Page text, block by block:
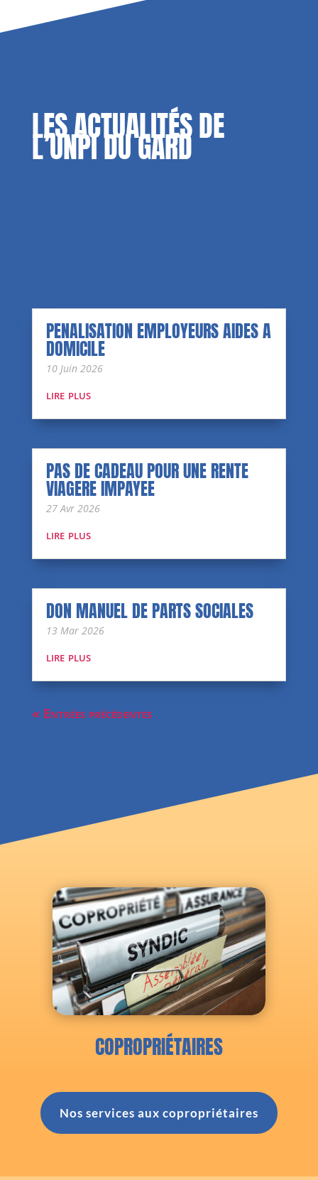
LES ACTUALITÉS DE
L’UNPI DU GARD
PENALISATION EMPLOYEURS AIDES A
DOMICILE
10 Juin 2026
lire plus
PAS DE CADEAU POUR UNE RENTE
VIAGERE IMPAYEE
27 Avr 2026
lire plus
DON MANUEL DE PARTS SOCIALES
13 Mar 2026
lire plus
« Entrées précédentes
COPROPRIÉTAIRES
Nos services aux copropriétaires